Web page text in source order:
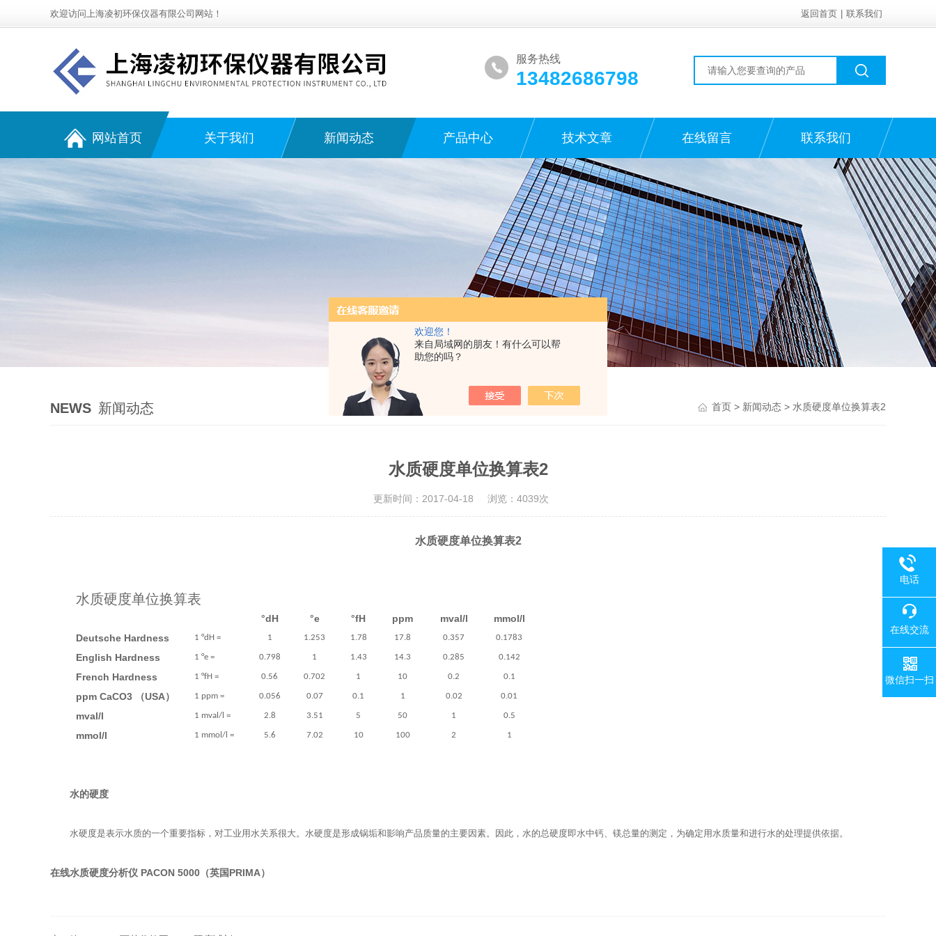
欢迎您！
来自局域网的朋友！有什么可以帮
助您的吗？
欢迎访问上海凌初环保仪器有限公司网站！ 返回首页 联系我们
服务热线
13482686798
网站首页 关于我们 新闻动态 产品中心 技术文章 在线留言 联系我们
NEWS 新闻动态 首页 > 新闻动态 > 水质硬度单位换算表2
水质硬度单位换算表2
更新时间：2017-04-18 浏览：4039次
水质硬度单位换算表2
水质硬度单位换算表
°dH °e °fH ppm mval/l
mmol/l
Deutsche Hardness 1 °dH = 1 1.253 1.78 17.8 0.357 0.1783
English Hardness 1 °e = 0.798 1 1.43 14.3 0.285 0.142
French Hardness 1 °fH = 0.56 0.702 1 10 0.2 0.1
ppm CaCO3 （USA） 1 ppm = 0.056 0.07 0.1 1 0.02 0.01
mval/l 1 mval/l = 2.8 3.51 5 50 1 0.5
mmol/l 1 mmol/l = 5.6 7.02 10 100 2 1
水的硬度
水硬度是表示水质的一个重要指标，对工业用水关系很大。水硬度是形成锅垢和影响产品质量的主要因素。因此，水的总硬度即水中钙、镁总量的测定，为确定用水质量和进行水的处理提供依据。
在线水质硬度分析仪 PACON 5000（英国PRIMA）
电话
在线交流
微信扫一扫